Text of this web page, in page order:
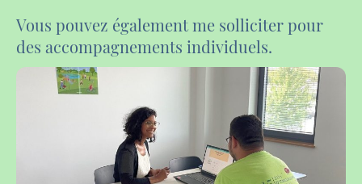
Vous pouvez également me solliciter pour
des accompagnements individuels.